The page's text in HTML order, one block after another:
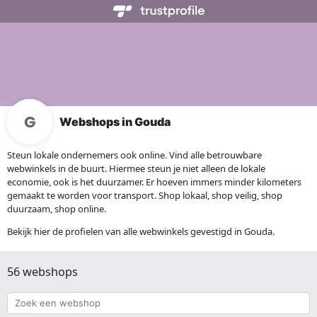
Webshops in Gouda
Steun lokale ondernemers ook online. Vind alle betrouwbare
webwinkels in de buurt. Hiermee steun je niet alleen de lokale
economie, ook is het duurzamer. Er hoeven immers minder kilometers
gemaakt te worden voor transport. Shop lokaal, shop veilig, shop
duurzaam, shop online.
Bekijk hier de profielen van alle webwinkels gevestigd in Gouda.
56 webshops
Zoek
een